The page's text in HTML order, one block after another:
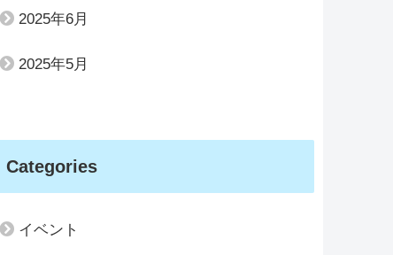
2025年6月
2025年5月
Categories
イベント